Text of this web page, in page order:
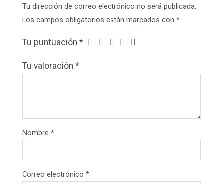
Tu dirección de correo electrónico no será publicada.
Los campos obligatorios están marcados con*
Tu puntuación*
Tu valoración*
Nombre*
Correo electrónico*